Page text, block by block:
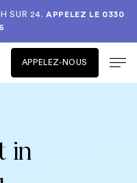
SUR 24.APPELEZ LE 0330
APPELEZ-NOUS
in